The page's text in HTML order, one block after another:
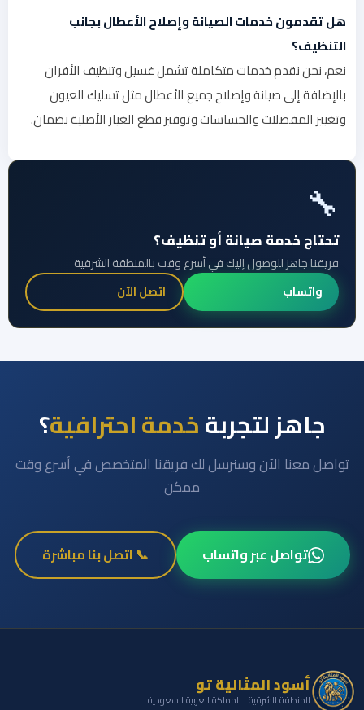
هل تقدمون خدمات الصيانة وإصلاح الأعطال بجانب
التنظيف؟
نعم، نحن نقدم خدمات متكاملة تشمل غسيل وتنظيف الأفران
بالإضافة إلى صيانة وإصلاح جميع الأعطال مثل تسليك العيون
وتغيير المفصلات والحساسات وتوفير قطع الغيار الأصلية بضمان.
🔧
تحتاج خدمة صيانة أو تنظيف؟
فريقنا جاهز للوصول إليك في أسرع وقت بالمنطقة الشرقية
واتساب
اتصل الآن
جاهز لتجربةخدمة احترافية؟
تواصل معنا الآن وسنرسل لك فريقنا المتخصص في أسرع وقت
ممكن
تواصل عبر واتساب 📞 اتصل بنا مباشرة
أسود المثالية تو
المنطقة الشرقية · المملكة العربية السعودية